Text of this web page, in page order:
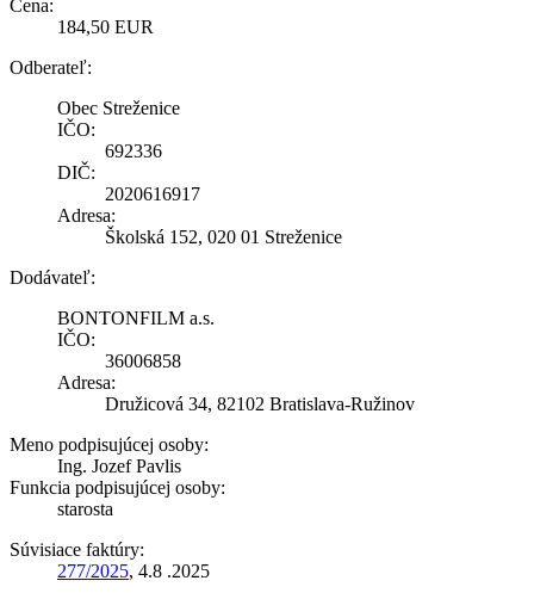
Cena:
184,50 EUR
Odberateľ:
Obec Streženice
IČO:
692336
DIČ:
2020616917
Adresa:
Školská 152, 020 01 Streženice
Dodávateľ:
BONTONFILM a.s.
IČO:
36006858
Adresa:
Družicová 34, 82102 Bratislava-Ružinov
Meno podpisujúcej osoby:
Ing. Jozef Pavlis
Funkcia podpisujúcej osoby:
starosta
Súvisiace faktúry:
277/2025, 4.8 .2025